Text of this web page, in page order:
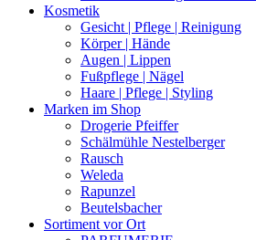
Kosmetik
Gesicht | Pflege | Reinigung
Körper | Hände
Augen | Lippen
Fußpflege | Nägel
Haare | Pflege | Styling
Marken im Shop
Drogerie Pfeiffer
Schälmühle Nestelberger
Rausch
Weleda
Rapunzel
Beutelsbacher
Sortiment vor Ort